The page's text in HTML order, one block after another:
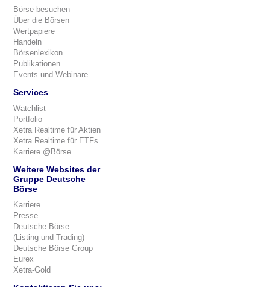
Börse besuchen
Über die Börsen
Wertpapiere
Handeln
Börsenlexikon
Publikationen
Events und Webinare
Services
Watchlist
Portfolio
Xetra Realtime für Aktien
Xetra Realtime für ETFs
Karriere @Börse
Weitere Websites der
Gruppe Deutsche
Börse
Karriere
Presse
Deutsche Börse
(Listing und Trading)
Deutsche Börse Group
Eurex
Xetra-Gold